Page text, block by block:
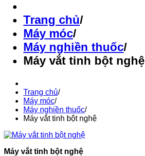
Trang chủ/
Máy móc/
Máy nghiền thuốc/
Máy vắt tinh bột nghệ
Trang chủ/
Máy móc/
Máy nghiền thuốc/
Máy vắt tinh bột nghệ
Máy vắt tinh bột nghệ